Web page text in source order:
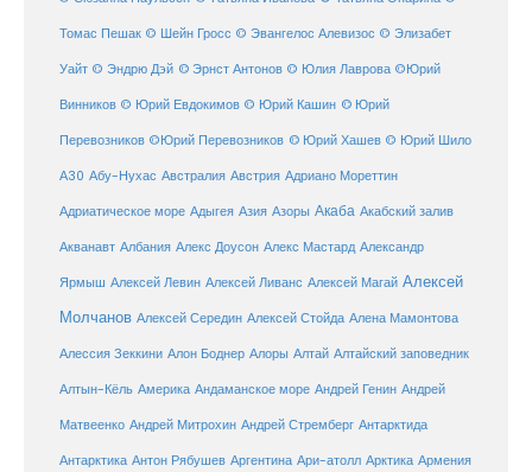
Томас Пешак © Шейн Гросс © Эвангелос Алевизос © Элизабет
Уайт © Эндрю Дэй © Эрнст Антонов © Юлия Лаврова ©Юрий
Винников © Юрий Евдокимов © Юрий Кашин © Юрий
Перевозников ©Юрий Перевозников © Юрий Хашев © Юрий Шило
А30 Абу-Нухас Австралия Австрия Адриано Мореттин
Адриатическое море Адыгея Азия Азоры Акаба Акабский залив
Акванавт Албания Алекс Доусон Алекс Мастард Александр
Ярмыш Алексей Левин Алексей Ливанс Алексей Магай Алексей
Молчанов Алексей Середин Алексей Стойда Алена Мамонтова
Алессия Зеккини Алон Боднер Алоры Алтай Алтайский заповедник
Алтын-Кёль Америка Андаманское море Андрей Генин Андрей
Матвеенко Андрей Митрохин Андрей Стремберг Антарктида
Антарктика Антон Рябушев Аргентина Ари-атолл Арктика Армения